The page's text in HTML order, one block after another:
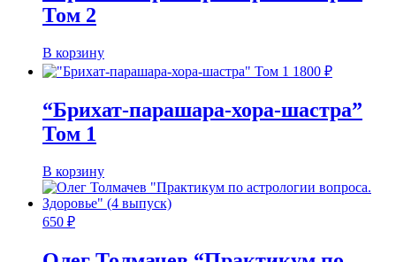
Том 2
В корзину
1800 ₽
“Брихат-парашара-хора-шастра”
Том 1
В корзину
650 ₽